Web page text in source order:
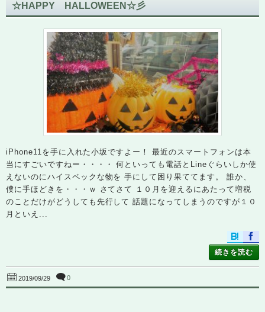
☆HAPPY HALLOWEEN☆彡
iPhone11を手に入れた小坂ですよー！ 最近のスマートフォンは本
当にすごいですねー・・・・ 何といっても電話とLineぐらいしか使
えないのにハイスペックな物を 手にして困り果ててます。 誰か、
僕に手ほどきを・・・ｗ さてさて １０月を迎えるにあたって増税
のことだけがどうしても先行して 話題になってしまうのですが１０
月といえ...
続きを読む
2019/09/29 0